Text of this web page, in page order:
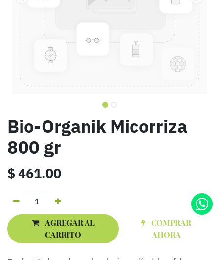
Bio-Organik Micorriza
800 gr
$ 461.00
AGREGAR AL
CARRITO
COMPRAR
AHORA